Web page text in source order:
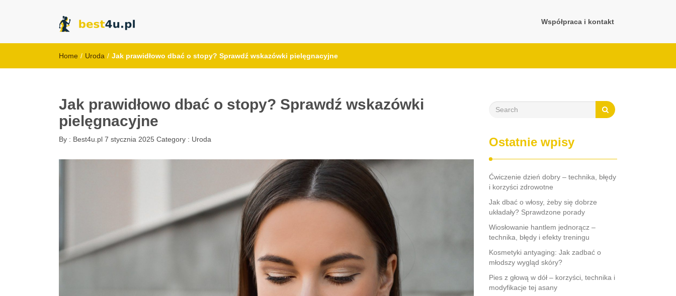
Współpraca i kontakt
Home / Uroda / Jak prawidłowo dbać o stopy? Sprawdź wskazówki pielęgnacyjne
Jak prawidłowo dbać o stopy? Sprawdź wskazówki
pielęgnacyjne
By : Best4u.pl 7 stycznia 2025 Category : Uroda Ostatnie wpisy
Ćwiczenie dzień dobry – technika, błędy
i korzyści zdrowotne
Jak dbać o włosy, żeby się dobrze
układały? Sprawdzone porady
Wiosłowanie hantlem jednorącz –
technika, błędy i efekty treningu
Kosmetyki antyaging: Jak zadbać o
młodszy wygląd skóry?
Pies z głową w dół – korzyści, technika i
modyfikacje tej asany